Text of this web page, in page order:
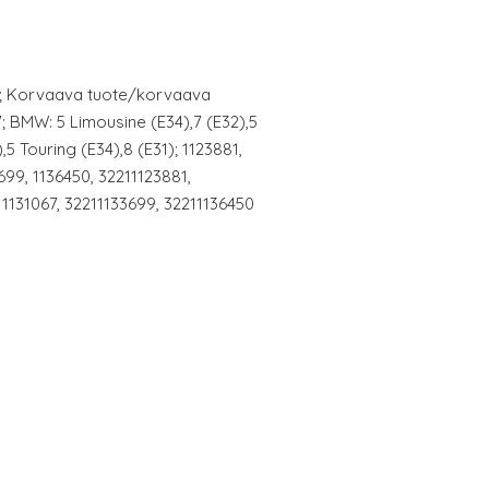
Korvaava tuote/korvaava
5 Limousine (E34),7 (E32),5
Touring (E34),8 (E31); 1123881,
1136450, 32211123881,
32211133699, 32211136450